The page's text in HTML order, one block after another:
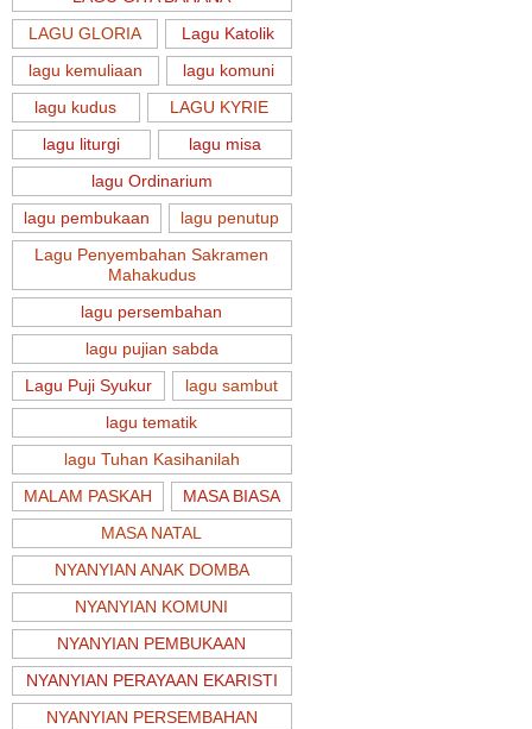
LAGU GLORIA
Lagu Katolik
lagu kemuliaan
lagu komuni
lagu kudus
LAGU KYRIE
lagu liturgi
lagu misa
lagu Ordinarium
lagu pembukaan
lagu penutup
Lagu Penyembahan Sakramen
Mahakudus
lagu persembahan
lagu pujian sabda
Lagu Puji Syukur
lagu sambut
lagu tematik
lagu Tuhan Kasihanilah
MALAM PASKAH
MASA BIASA
MASA NATAL
NYANYIAN ANAK DOMBA
NYANYIAN KOMUNI
NYANYIAN PEMBUKAAN
NYANYIAN PERAYAAN EKARISTI
NYANYIAN PERSEMBAHAN